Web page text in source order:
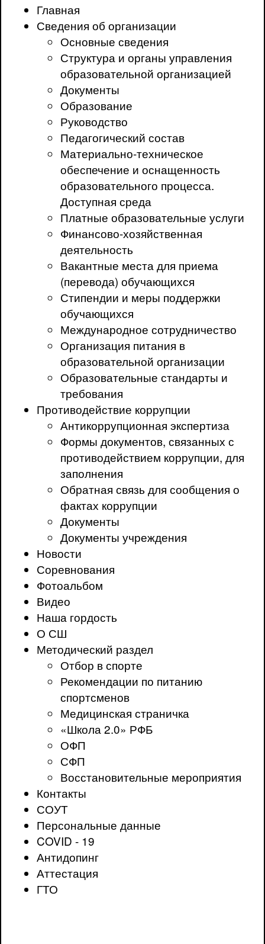
Главная
Сведения об организации
Основные сведения
Структура и органы управления
образовательной организацией
Документы
Образование
Руководство
Педагогический состав
Материально-техническое
обеспечение и оснащенность
образовательного процесса.
Доступная среда
Платные образовательные услуги
Финансово-хозяйственная
деятельность
Вакантные места для приема
(перевода) обучающихся
Стипендии и меры поддержки
обучающихся
Международное сотрудничество
Организация питания в
образовательной организации
Образовательные стандарты и
требования
Противодействие коррупции
Антикоррупционная экспертиза
Формы документов, связанных с
противодействием коррупции, для
заполнения
Обратная связь для сообщения о
фактах коррупции
Документы
Документы учреждения
Новости
Соревнования
Фотоальбом
Видео
Наша гордость
О СШ
Методический раздел
Отбор в спорте
Рекомендации по питанию
спортсменов
Медицинская страничка
«Школа 2.0» РФБ
ОФП
СФП
Восстановительные мероприятия
Контакты
СОУТ
Персональные данные
COVID - 19
Антидопинг
Аттестация
ГТО